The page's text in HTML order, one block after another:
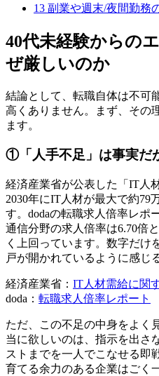
13 副業や週末/夜間勤務
40代未経験からの
ぜ厳しいのか
結論として、転職自体は不可
高くありません。まず、その
ます。
①「人手不足」は事実だ
経済産業省が公表した「IT人
2030年にIT人材が最大で約79
す。dodaの転職求人倍率レポ
通信分野の求人倍率は6.70倍
く上回っています。数字だけ
戸が開かれているように感じ
経済産業省： IT人材需給に関
doda： 転職求人倍率レポート
ただ、この不足の中身をよく
当に欲しいのは、指示を出さ
ストまでを一人でこなせる即
育てる余力のある企業はごく